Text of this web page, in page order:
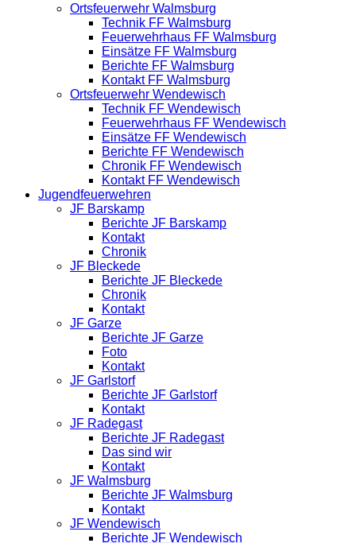
Ortsfeuerwehr Walmsburg
Technik FF Walmsburg
Feuerwehrhaus FF Walmsburg
Einsätze FF Walmsburg
Berichte FF Walmsburg
Kontakt FF Walmsburg
Ortsfeuerwehr Wendewisch
Technik FF Wendewisch
Feuerwehrhaus FF Wendewisch
Einsätze FF Wendewisch
Berichte FF Wendewisch
Chronik FF Wendewisch
Kontakt FF Wendewisch
Jugendfeuerwehren
JF Barskamp
Berichte JF Barskamp
Kontakt
Chronik
JF Bleckede
Berichte JF Bleckede
Chronik
Kontakt
JF Garze
Berichte JF Garze
Foto
Kontakt
JF Garlstorf
Berichte JF Garlstorf
Kontakt
JF Radegast
Berichte JF Radegast
Das sind wir
Kontakt
JF Walmsburg
Berichte JF Walmsburg
Kontakt
JF Wendewisch
Berichte JF Wendewisch